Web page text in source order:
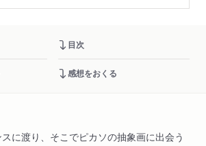
目次
感想をおくる
に渡り、そこでピカソの抽象画に出会う